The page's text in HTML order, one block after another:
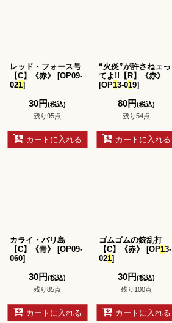
レッド・フォース号
【C】《赤》
[OP09-
021]
30円(税込)
残り95点
カートに入れる
“火炎”が許さねェっ
てよ!!【R】《赤》
[OP13-019]
80円(税込)
残り54点
カートに入れる
カライ・バリ島
【C】《青》
[OP09-
060]
30円(税込)
残り85点
カートに入れる
ゴムゴムの銃乱打
【C】《赤》
[OP13-
021]
30円(税込)
残り100点
カートに入れる